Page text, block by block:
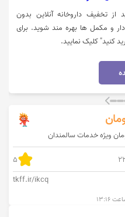
تخفیف داروخانه آنلاین بدون
و مکمل ها بهره مند شوید. برای
کنید" کلیک نمایید.
5
tkff.ir/ikcq